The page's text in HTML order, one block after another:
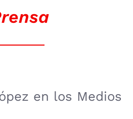
en los Medios